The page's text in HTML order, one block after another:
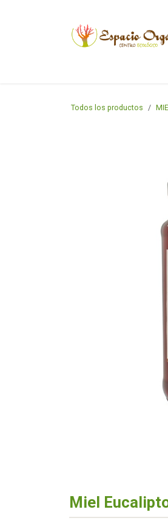
Todos los productos
Miel